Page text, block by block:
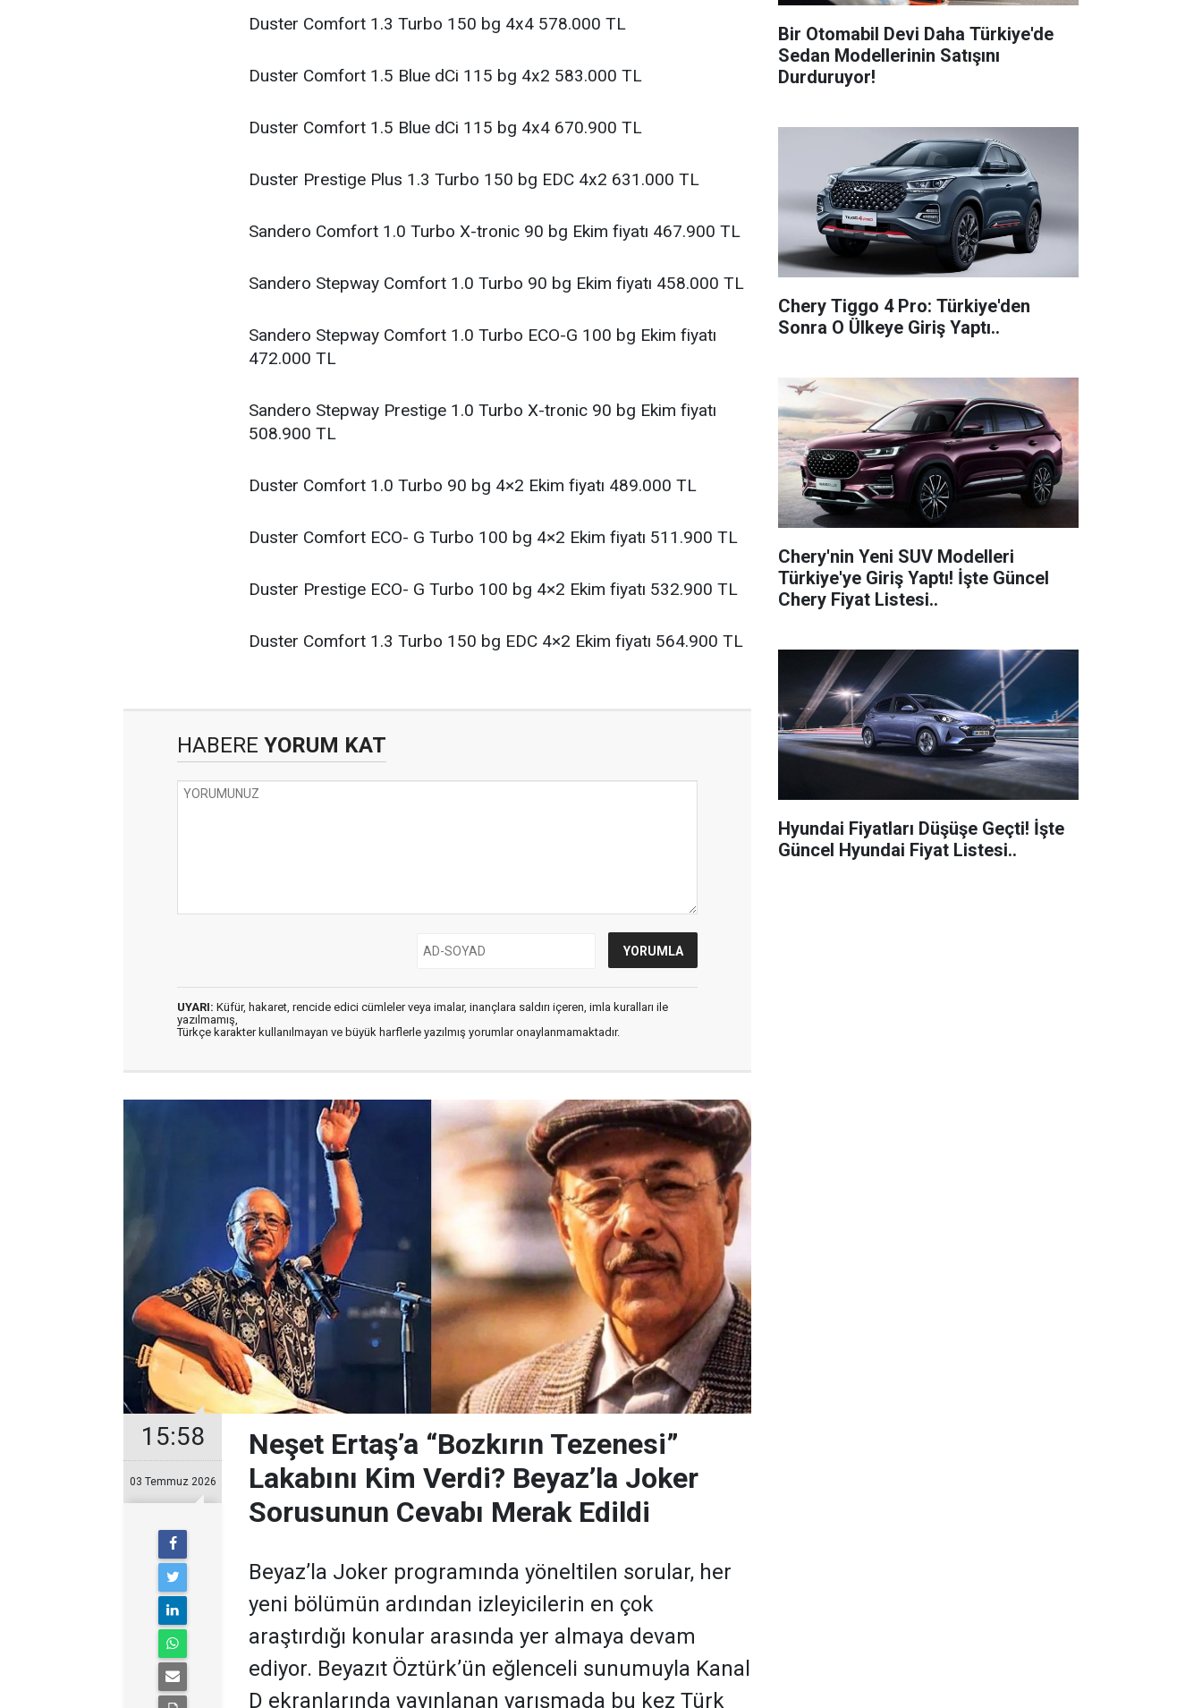
Duster Comfort 1.3 Turbo 150 bg 4x4 578.000 TL
Duster Comfort 1.5 Blue dCi 115 bg 4x2 583.000 TL
Duster Comfort 1.5 Blue dCi 115 bg 4x4 670.900 TL
Duster Prestige Plus 1.3 Turbo 150 bg EDC 4x2 631.000 TL
Sandero Comfort 1.0 Turbo X-tronic 90 bg Ekim fiyatı 467.900 TL
Sandero Stepway Comfort 1.0 Turbo 90 bg Ekim fiyatı 458.000 TL
Sandero Stepway Comfort 1.0 Turbo ECO-G 100 bg Ekim fiyatı
472.000 TL
Sandero Stepway Prestige 1.0 Turbo X-tronic 90 bg Ekim fiyatı
508.900 TL
Duster Comfort 1.0 Turbo 90 bg 4×2 Ekim fiyatı 489.000 TL
Duster Comfort ECO- G Turbo 100 bg 4×2 Ekim fiyatı 511.900 TL
Duster Prestige ECO- G Turbo 100 bg 4×2 Ekim fiyatı 532.900 TL
Duster Comfort 1.3 Turbo 150 bg EDC 4×2 Ekim fiyatı 564.900 TL
HABERE YORUM KAT
UYARI: Küfür, hakaret, rencide edici cümleler veya imalar, inançlara saldırı içeren, imla kuralları ile
yazılmamış,
Türkçe karakter kullanılmayan ve büyük harflerle yazılmış yorumlar onaylanmamaktadır.
15:58
03 Temmuz 2026
Neşet Ertaş’a “Bozkırın Tezenesi”
Lakabını Kim Verdi? Beyaz’la Joker
Sorusunun Cevabı Merak Edildi
Beyaz’la Joker programında yöneltilen sorular, her
yeni bölümün ardından izleyicilerin en çok
araştırdığı konular arasında yer almaya devam
ediyor. Beyazıt Öztürk’ün eğlenceli sunumuyla Kanal
D ekranlarında yayınlanan yarışmada bu kez Türk
Bir Otomabil Devi Daha Türkiye'de
Sedan Modellerinin Satışını
Durduruyor!
Chery Tiggo 4 Pro: Türkiye'den
Sonra O Ülkeye Giriş Yaptı..
Chery'nin Yeni SUV Modelleri
Türkiye'ye Giriş Yaptı! İşte Güncel
Chery Fiyat Listesi..
Hyundai Fiyatları Düşüşe Geçti! İşte
Güncel Hyundai Fiyat Listesi..